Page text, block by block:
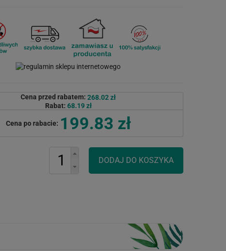
Cena przed rabatem: 268.02 zł
Rabat: 68.19 zł
Cena po rabacie: 199.83 zł